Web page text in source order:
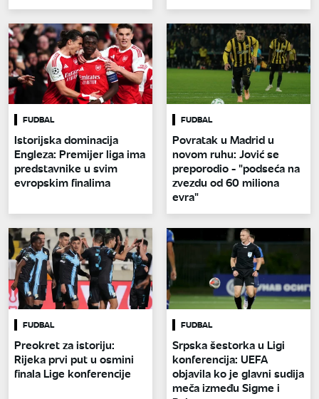
FUDBAL
Istorijska dominacija
Engleza: Premijer liga ima
predstavnike u svim
evropskim finalima
FUDBAL
Povratak u Madrid u
novom ruhu: Jović se
preporodio - "podseća na
zvezdu od 60 miliona
evra"
FUDBAL
Preokret za istoriju:
Rijeka prvi put u osmini
finala Lige konferencije
FUDBAL
Srpska šestorka u Ligi
konferencija: UEFA
objavila ko je glavni sudija
meča između Sigme i